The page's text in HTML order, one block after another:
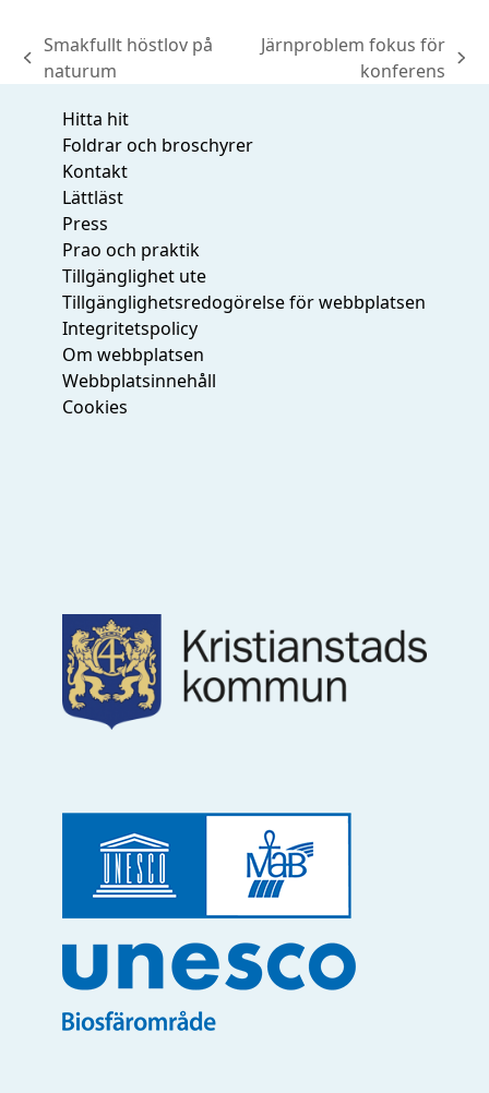
previous
Smakfullt höstlov på
naturum
Järnproblem fokus för
konferens
Hitta hit
Foldrar och broschyrer
Kontakt
Lättläst
Press
Prao och praktik
Tillgänglighet ute
Tillgänglighetsredogörelse för webbplatsen
Integritetspolicy
Om webbplatsen
Webbplatsinnehåll
Cookies